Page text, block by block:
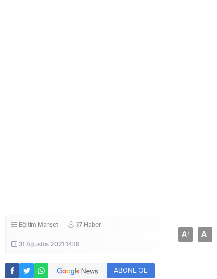
Eğitim Manşet 37 Haber
31 Ağustos 2021 14:18
A+ A-
ABONE OL